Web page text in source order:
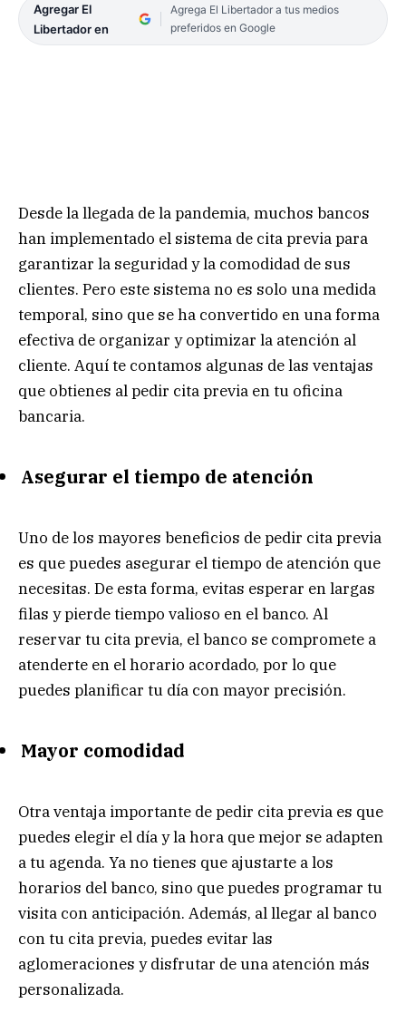
Agregar El
Libertador en
Agrega El Libertador a tus medios
preferidos en Google
Desde la llegada de la pandemia, muchos bancos
han implementado el sistema de cita previa para
garantizar la seguridad y la comodidad de sus
clientes. Pero este sistema no es solo una medida
temporal, sino que se ha convertido en una forma
efectiva de organizar y optimizar la atención al
cliente. Aquí te contamos algunas de las ventajas
que obtienes al pedir cita previa en tu oficina
bancaria.
Asegurar el tiempo de atención
Uno de los mayores beneficios de pedir cita previa
es que puedes asegurar el tiempo de atención que
necesitas. De esta forma, evitas esperar en largas
filas y pierde tiempo valioso en el banco. Al
reservar tu cita previa, el banco se compromete a
atenderte en el horario acordado, por lo que
puedes planificar tu día con mayor precisión.
Mayor comodidad
Otra ventaja importante de pedir cita previa es que
puedes elegir el día y la hora que mejor se adapten
a tu agenda. Ya no tienes que ajustarte a los
horarios del banco, sino que puedes programar tu
visita con anticipación. Además, al llegar al banco
con tu cita previa, puedes evitar las
aglomeraciones y disfrutar de una atención más
personalizada.